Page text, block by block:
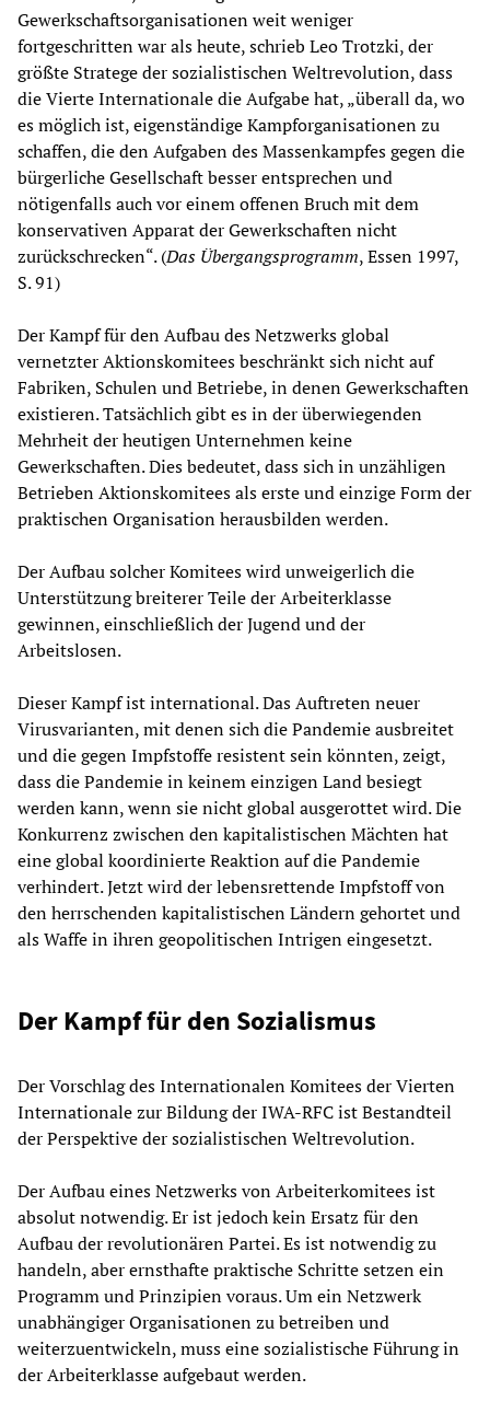
Gewerkschaftsorganisationen weit weniger
fortgeschritten war als heute, schrieb Leo Trotzki, der
größte Stratege der sozialistischen Weltrevolution, dass
die Vierte Internationale die Aufgabe hat, „überall da, wo
es möglich ist, eigenständige Kampforganisationen zu
schaffen, die den Aufgaben des Massenkampfes gegen die
bürgerliche Gesellschaft besser entsprechen und
nötigenfalls auch vor einem offenen Bruch mit dem
konservativen Apparat der Gewerkschaften nicht
zurückschrecken“. (Das Übergangsprogramm, Essen 1997,
S. 91)
Der Kampf für den Aufbau des Netzwerks global
vernetzter Aktionskomitees beschränkt sich nicht auf
Fabriken, Schulen und Betriebe, in denen Gewerkschaften
existieren. Tatsächlich gibt es in der überwiegenden
Mehrheit der heutigen Unternehmen keine
Gewerkschaften. Dies bedeutet, dass sich in unzähligen
Betrieben Aktionskomitees als erste und einzige Form der
praktischen Organisation herausbilden werden.
Der Aufbau solcher Komitees wird unweigerlich die
Unterstützung breiterer Teile der Arbeiterklasse
gewinnen, einschließlich der Jugend und der
Arbeitslosen.
Dieser Kampf ist international. Das Auftreten neuer
Virusvarianten, mit denen sich die Pandemie ausbreitet
und die gegen Impfstoffe resistent sein könnten, zeigt,
dass die Pandemie in keinem einzigen Land besiegt
werden kann, wenn sie nicht global ausgerottet wird. Die
Konkurrenz zwischen den kapitalistischen Mächten hat
eine global koordinierte Reaktion auf die Pandemie
verhindert. Jetzt wird der lebensrettende Impfstoff von
den herrschenden kapitalistischen Ländern gehortet und
als Waffe in ihren geopolitischen Intrigen eingesetzt.
Der Kampf für den Sozialismus
Der Vorschlag des Internationalen Komitees der Vierten
Internationale zur Bildung der IWA-RFC ist Bestandteil
der Perspektive der sozialistischen Weltrevolution.
Der Aufbau eines Netzwerks von Arbeiterkomitees ist
absolut notwendig. Er ist jedoch kein Ersatz für den
Aufbau der revolutionären Partei. Es ist notwendig zu
handeln, aber ernsthafte praktische Schritte setzen ein
Programm und Prinzipien voraus. Um ein Netzwerk
unabhängiger Organisationen zu betreiben und
weiterzuentwickeln, muss eine sozialistische Führung in
der Arbeiterklasse aufgebaut werden.